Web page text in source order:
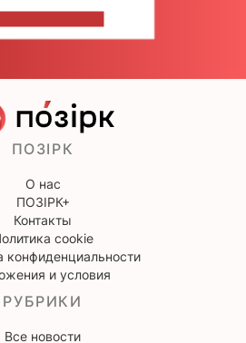
ПОЗІРК
О нас
ПОЗІРК+
Контакты
cookie
конфиденциальности
и условия
РУБРИКИ
Все новости